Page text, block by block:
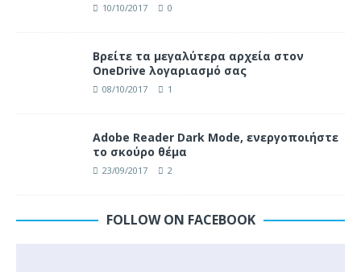
10/10/2017 0
Βρείτε τα μεγαλύτερα αρχεία στον
OneDrive λογαριασμό σας
08/10/2017 1
Adobe Reader Dark Mode, ενεργοποιήστε
το σκούρο θέμα
23/09/2017 2
FOLLOW ON FACEBOOK